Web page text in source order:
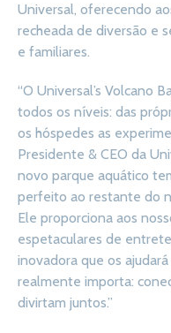
Universal, oferecendo
recheada de diversão e
e familiares.
“O Universal’s Volcano
todos os níveis: das
os hóspedes as
Presidente & CEO da
novo parque aquático
perfeito ao restante do
Ele proporciona aos
espetaculares de
inovadora que os
realmente importa:
divirtam juntos.”